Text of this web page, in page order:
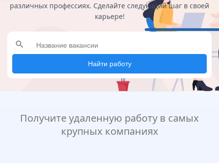
различных профессиях. Сделайте следующий шаг в своей
карьере!
search
Найти работу
Получите удаленную работу в самых
крупных компаниях